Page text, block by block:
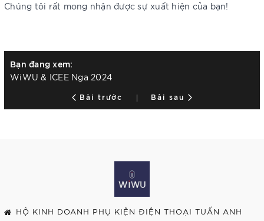
Chúng tôi rất mong nhận được sự xuất hiện của bạn!
Bạn đang xem:
WiWU & ICEE Nga 2024
Bài trước Bài sau
HỘ KINH DOANH PHỤ KIỆN ĐIỆN THOẠI TUẤN ANH